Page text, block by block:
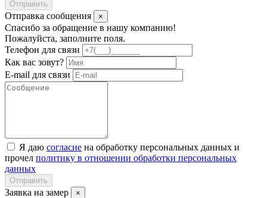
Отправить
Отправка сообщения ×
Спасибо за обращение в нашу компанию!
Пожалуйста, заполните поля.
Телефон для связи
Как вас зовут?
E-mail для связи
Я даю согласие на обработку персональных данных и
прочел политику в отношении обработки персональных
данных
Отправить
Заявка на замер ×